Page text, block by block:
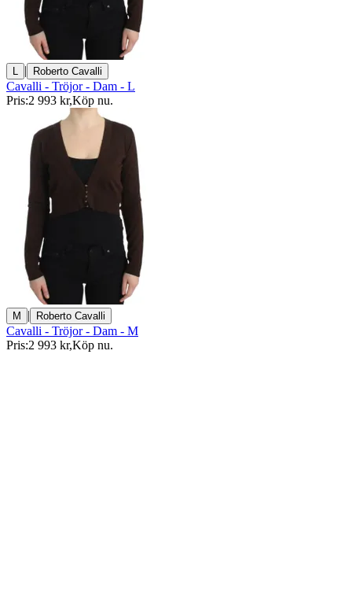
L | Roberto Cavalli
Cavalli - Tröjor - Dam - L
Pris:2 993 kr,Köp nu.
M | Roberto Cavalli
Cavalli - Tröjor - Dam - M
Pris:2 993 kr,Köp nu.